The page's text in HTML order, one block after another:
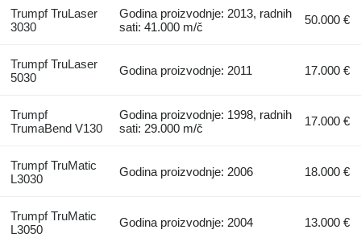
Trumpf TruLaser
3030
Godina proizvodnje: 2013, radnih
sati: 41.000 m/č
50.000 €
Trumpf TruLaser
5030
Godina proizvodnje: 2011 17.000 €
Trumpf
TrumaBend V130
Godina proizvodnje: 1998, radnih
sati: 29.000 m/č
17.000 €
Trumpf TruMatic
L3030
Godina proizvodnje: 2006 18.000 €
Trumpf TruMatic
L3050
Godina proizvodnje: 2004 13.000 €